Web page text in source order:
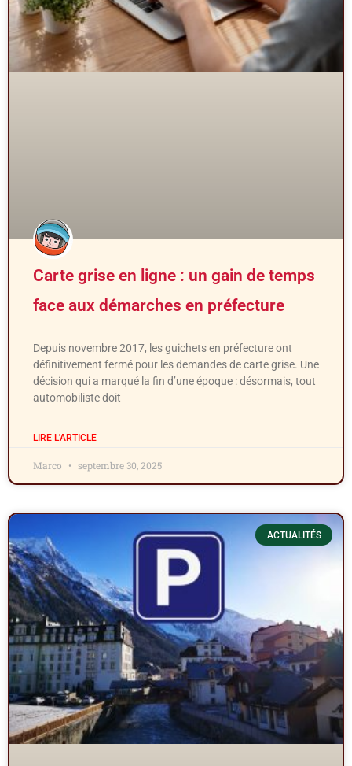
Carte grise en ligne : un gain de temps
face aux démarches en préfecture
Depuis novembre 2017, les guichets en préfecture ont
définitivement fermé pour les demandes de carte grise. Une
décision qui a marqué la fin d’une époque : désormais, tout
automobiliste doit
LIRE L'ARTICLE
Marco septembre 30, 2025
ACTUALITÉS